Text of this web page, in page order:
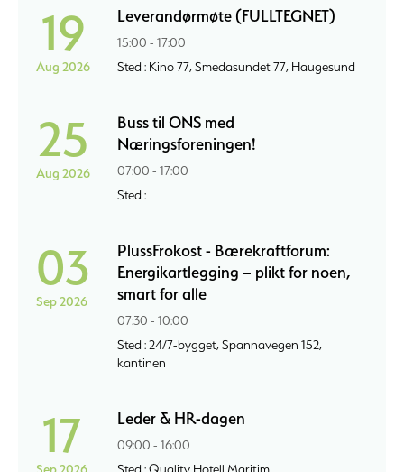
19
Aug 2026
Leverandørmøte (FULLTEGNET)
15:00 - 17:00
Sted : Kino 77, Smedasundet 77, Haugesund
25
Aug 2026
Buss til ONS med
Næringsforeningen!
07:00 - 17:00
Sted :
03
Sep 2026
PlussFrokost - Bærekraftforum:
Energikartlegging – plikt for noen,
smart for alle
07:30 - 10:00
Sted : 24/7-bygget, Spannavegen 152,
kantinen
17 Leder & HR-dagen
09:00 - 16:00